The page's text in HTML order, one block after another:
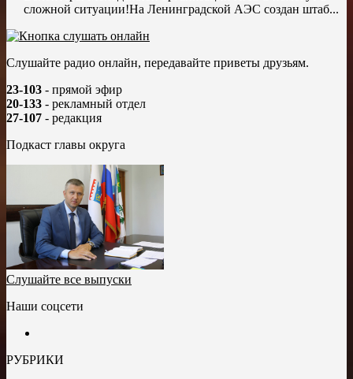
сложной ситуации!На Ленинградской АЭС создан штаб...
Слушайте радио онлайн, передавайте приветы друзьям.
23-103 - прямой эфир
20-133 - рекламный отдел
27-107 - редакция
Подкаст главы округа
Слушайте все выпуски
Наши соцсети
РУБРИКИ